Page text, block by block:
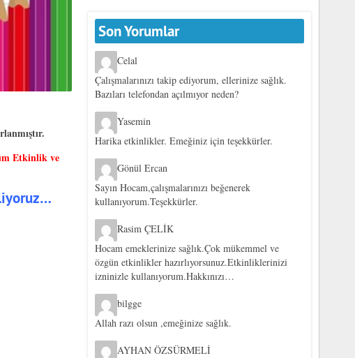
Etkinlik ve
Son Yorumlar
Celal
Çalışmalarınızı takip ediyorum, ellerinize sağlık.
Bazıları telefondan açılmıyor neden?
Yasemin
Harika etkinlikler. Emeğiniz için teşekkürler.
Gönül Ercan
Sayın Hocam,çalışmalarınızı beğenerek
kullanıyorum.Teşekkürler.
Rasim ÇELİK
Hocam emeklerinize sağlık.Çok mükemmel ve
özgün etkinlikler hazırlıyorsunuz.Etkinliklerinizi
izninizle kullanıyorum.Hakkınızı…
bilgge
Allah razı olsun ,emeğinize sağlık.
AYHAN ÖZSÜRMELİ